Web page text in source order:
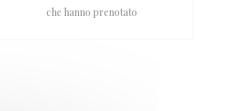
che hanno prenotato